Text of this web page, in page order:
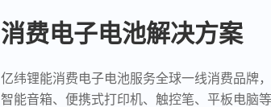
消费电子电池解决方案
亿纬锂能消费电子电池服务全球一线消费品牌，
智能音箱、便携式打印机、触控笔、平板电脑